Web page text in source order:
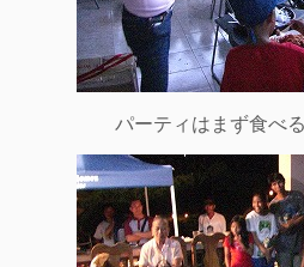
パーティはまず食べ